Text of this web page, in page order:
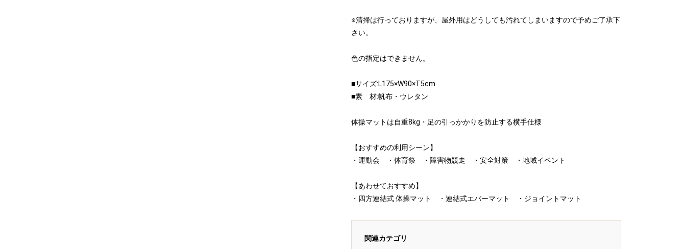
※清掃は行っておりますが、屋外用はどうしても汚れてしまいますので予めご了承下
さい。
色の指定はできません。
■サイズ:L175×W90×T5cm
■素 材:帆布・ウレタン
体操マットは自重8kg・足の引っかかりを防止する横手仕様
【おすすめの利用シーン】
・運動会 ・体育祭 ・障害物競走 ・安全対策 ・地域イベント
【あわせておすすめ】
・四方連結式 体操マット ・連結式エバーマット ・ジョイントマット
関連カテゴリ